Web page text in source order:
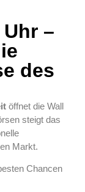
–
des
öffnet die Wall
steigt das
Markt.
Chancen